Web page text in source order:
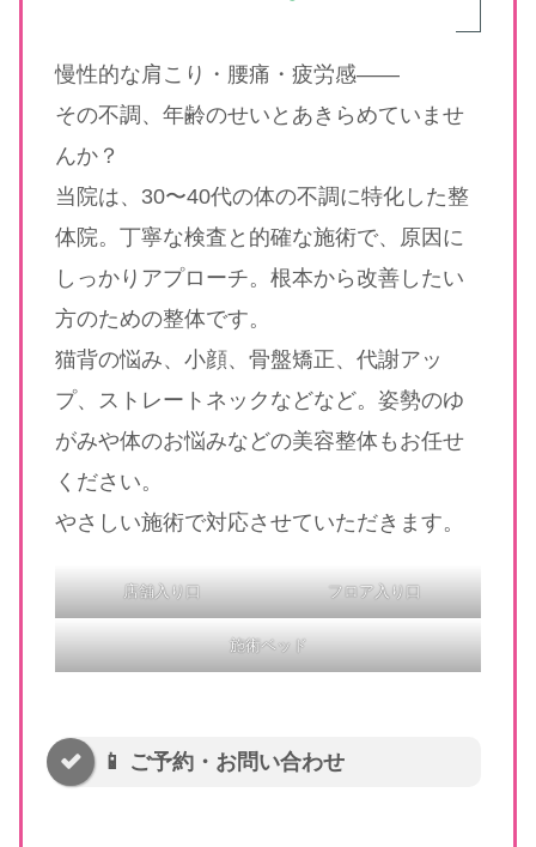
慢性的な肩こり・腰痛・疲労感――
その不調、年齢のせいとあきらめていませ
んか？
当院は、30〜40代の体の不調に特化した整
体院。丁寧な検査と的確な施術で、原因に
しっかりアプローチ。根本から改善したい
方のための整体です。
猫背の悩み、小顔、骨盤矯正、代謝アッ
プ、ストレートネックなどなど。姿勢のゆ
がみや体のお悩みなどの美容整体もお任せ
ください。
やさしい施術で対応させていただきます。
店舗入り口 フロア入り口
施術ベッド
📱 ご予約・お問い合わせ